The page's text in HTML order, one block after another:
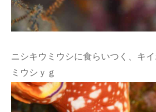
ニシキウミウシに食らいつく、キ
ミウシｙｇ